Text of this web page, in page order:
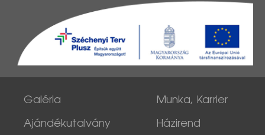
Galéria
Ajándékutalvány
Munka, Karrier
Házirend